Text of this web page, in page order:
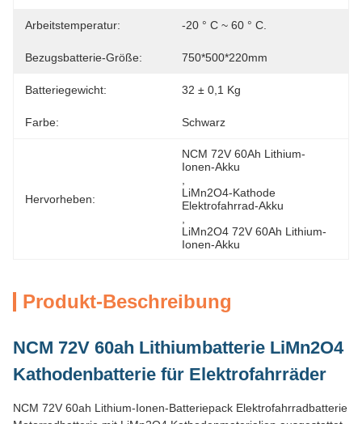
Arbeitstemperatur: -20 ° C ~ 60 ° C.
Bezugsbatterie-Größe: 750*500*220mm
Batteriegewicht: 32 ± 0,1 Kg
Farbe: Schwarz
Hervorheben:
NCM 72V 60Ah Lithium-
Ionen-Akku
LiMn2O4-Kathode
Elektrofahrrad-Akku
LiMn2O4 72V 60Ah Lithium-
Ionen-Akku
Produkt-Beschreibung
NCM 72V 60ah Lithiumbatterie LiMn2O4
Kathodenbatterie für Elektrofahrräder
NCM 72V 60ah Lithium-Ionen-Batteriepack Elektrofahrradbatterie